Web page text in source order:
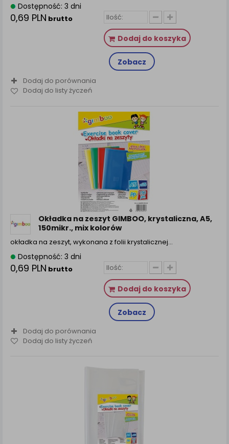
Dostępność: 3 dni
0,69 PLN brutto
Dodaj do koszyka
Zobacz
Dodaj do porównania
Dodaj do listy życzeń
Okładka na zeszyt GIMBOO, krystaliczna, A5,
150mikr., mix kolorów
okładka na zeszyt, wykonana z folii krystalicznej…
Dostępność: 3 dni
0,69 PLN brutto
Dodaj do koszyka
Zobacz
Dodaj do porównania
Dodaj do listy życzeń